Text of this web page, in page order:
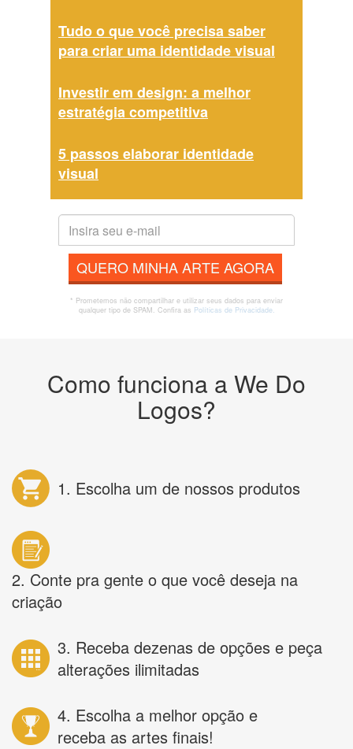
Tudo o que você precisa saber
para criar uma identidade visual
Investir em design: a melhor
estratégia competitiva
5 passos elaborar identidade
visual
QUERO MINHA ARTE AGORA
* Prometemos não compartilhar e utilizar seus dados para enviar
qualquer tipo de SPAM. Confira as Políticas de Privacidade.
Como funciona a We Do
Logos?
1. Escolha um de nossos produtos
2. Conte pra gente o que você deseja na
criação
3. Receba dezenas de opções e peça
alterações ilimitadas
4. Escolha a melhor opção e
receba as artes finais!